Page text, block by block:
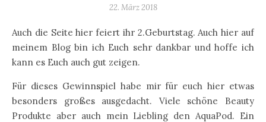
22. März 2018
Auch die Seite hier feiert ihr 2.Geburtstag. Auch hier auf
meinem Blog bin ich Euch sehr dankbar und hoffe ich
kann es Euch auch gut zeigen.
Für dieses Gewinnspiel habe mir für euch hier etwas
besonders großes ausgedacht. Viele schöne Beauty
Produkte aber auch mein Liebling den AquaPod. Ein